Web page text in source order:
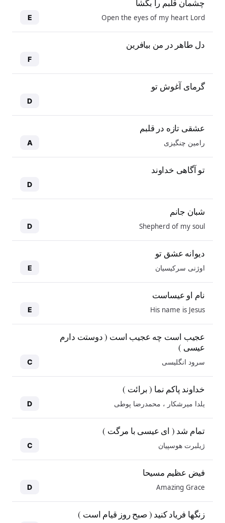
چشمان قلبم را بگشا
Open the eyes of my heart Lord
E
دل طاهر در من بیافرین
F
گرمای آغوش تو
D
عشقی تازه در قلبم
رامین چنگیزی A
تو آگاهی خداوند
D
شبان جانم
Shepherd of my soul
D
دیوانه عشق تو
اوژنی سرکیسیان E
نام او عیساست
His name is Jesus
E
عجیب است چه عجیب است ( دوستت دارم
عیسی )
سرود انگلیسی C
خداوند پاکم نما ( برائت )
یلدا میرشکار ، محمدرضا پوطی D
تمام شد ( ای عیسی با مرگت )
ژیلبرت هوسپیان C
فیض عظیم مسیحا
Amazing Grace
D
زنگها فریاد کنید ( صبح روز قیام است )